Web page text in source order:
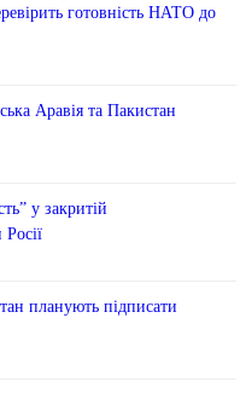
готовність НАТО до
Аравія та Пакистан
у закритій
планують підписати